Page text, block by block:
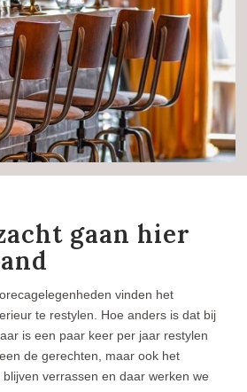
gaan hier
vinden het
te restylen. Hoe anders is dat bij
is een paar keer per jaar restylen
de gerechten, maar ook het
verrassen en daar werken we